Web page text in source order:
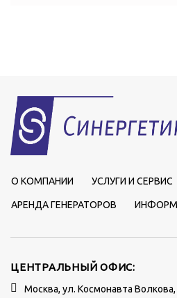
О КОМПАНИИ УСЛУГИ И СЕРВИС
АРЕНДА ГЕНЕРАТОРОВ
ЦЕНТРАЛЬНЫЙ ОФИС:
Москва, ул. Космонавта